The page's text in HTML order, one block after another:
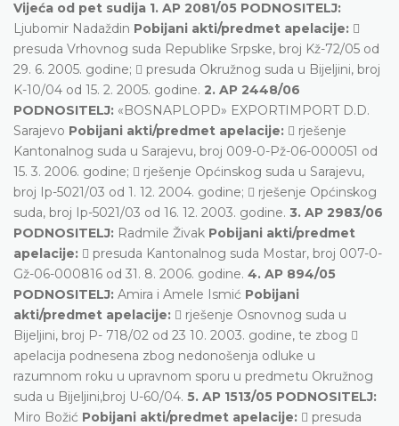
Vijeća od pet sudija 1. AP 2081/05 PODNOSITELJ:
Ljubomir Nadaždin Pobijani akti/predmet apelacije: 
presuda Vrhovnog suda Republike Srpske, broj Kž-72/05 od
29. 6. 2005. godine;  presuda Okružnog suda u Bijeljini, broj
K-10/04 od 15. 2. 2005. godine. 2. AP 2448/06
PODNOSITELJ: «BOSNAPLOPD» EXPORTIMPORT D.D.
Sarajevo Pobijani akti/predmet apelacije:  rješenje
Kantonalnog suda u Sarajevu, broj 009-0-Pž-06-000051 od
15. 3. 2006. godine;  rješenje Općinskog suda u Sarajevu,
broj Ip-5021/03 od 1. 12. 2004. godine;  rješenje Općinskog
suda, broj Ip-5021/03 od 16. 12. 2003. godine. 3. AP 2983/06
PODNOSITELJ: Radmile Živak Pobijani akti/predmet
apelacije:  presuda Kantonalnog suda Mostar, broj 007-0-
Gž-06-000816 od 31. 8. 2006. godine. 4. AP 894/05
PODNOSITELJ: Amira i Amele Ismić Pobijani
akti/predmet apelacije:  rješenje Osnovnog suda u
Bijeljini, broj P- 718/02 od 23 10. 2003. godine, te zbog 
apelacija podnesena zbog nedonošenja odluke u
razumnom roku u upravnom sporu u predmetu Okružnog
suda u Bijeljini,broj U-60/04. 5. AP 1513/05 PODNOSITELJ:
Miro Božić Pobijani akti/predmet apelacije:  presuda